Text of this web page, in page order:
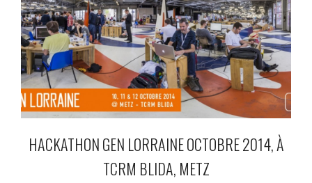
HACKATHON GEN LORRAINE OCTOBRE 2014, À
TCRM BLIDA, METZ